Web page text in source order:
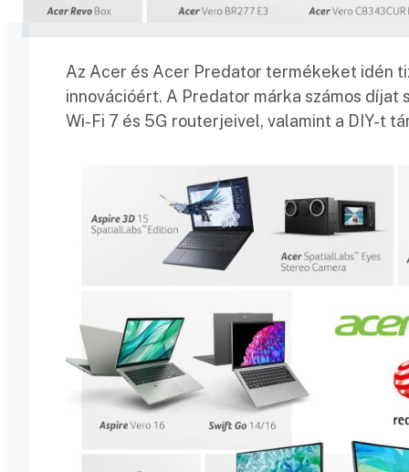
Az Acer és Acer Predator termékeket idén
innovációért. A Predator márka számos
Wi-Fi 7 és 5G routerjeivel, valamint a DIY-t